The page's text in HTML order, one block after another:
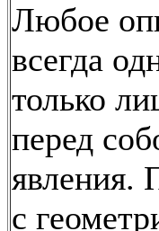
Любое
всегда
только
перед
явления.
с